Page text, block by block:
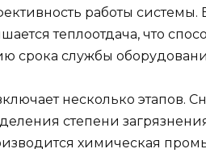
работы системы.
теплоотдача, что
срока службы
несколько этапов.
степени
химическая